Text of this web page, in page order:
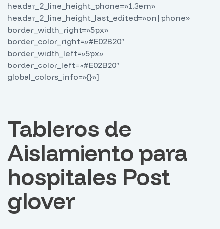
header_2_line_height_phone=»1.3em»
header_2_line_height_last_edited=»on|phone»
border_width_right=»5px»
border_color_right=»#E02B20″
border_width_left=»5px»
border_color_left=»#E02B20″
global_colors_info=»{}»]
Tableros de
Aislamiento para
hospitales Post
glover